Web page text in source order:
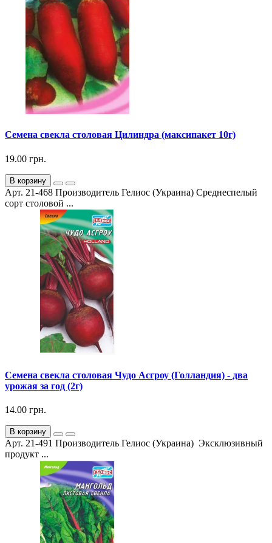
Семена свекла столовая Цилиндра (максипакет 10г)
19.00 грн.
В корзину
Арт. 21-468 Производитель Гелиос (Украина) Среднеспелый
сорт столовой ...
Семена свекла столовая Чудо Асгроу (Голландия) - два
урожая за год (2г)
14.00 грн.
В корзину
Арт. 21-491 Производитель Гелиос (Украина) Эксклюзивный
продукт ...